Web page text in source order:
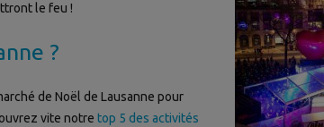
le feu !
?
de Noël de Lausanne pour
vite notre top 5 des activités